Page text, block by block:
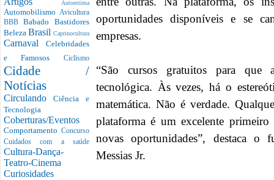
Autoestima
Automobilismo Avicultura
BBBBabado Bastidores
Beleza Brasil Caprinocultura
Carnaval Celebridades
e Famosos Ciclismo
Cidade /
Notícias
CirculandoCiência e
Tecnologia
Coberturas/Eventos
Comportamento Concurso
Cuidados com a saúde
Cultura-Dança-
Teatro-Cinema
Curiosidades
oportunidades disponíveis e se
empresas.
“São cursos gratuitos para que
tecnológica. Às vezes, há o
matemática. Não é verdade.
plataforma é um excelente primeiro
novas oportunidades”, destaca o
Messias Jr.